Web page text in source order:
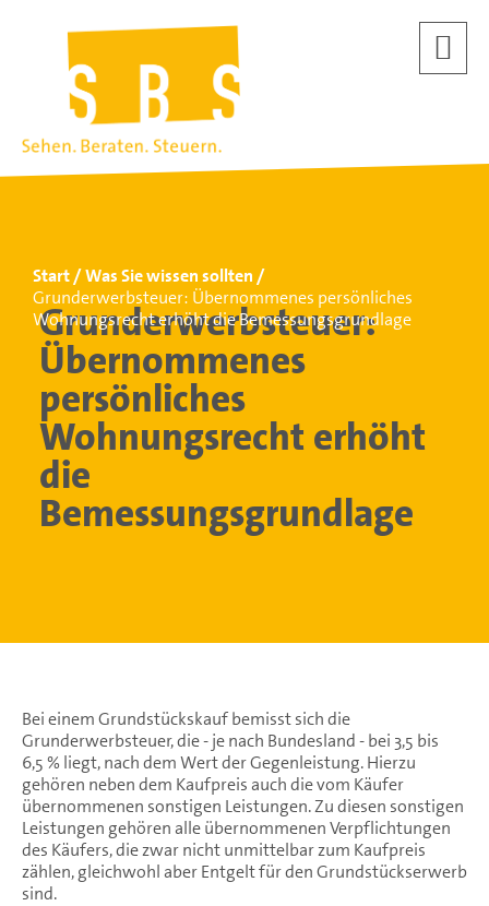
Start
Was Sie wissen sollten
Grunderwerbsteuer: Übernommenes persönliches
Wohnungsrecht erhöht die Bemessungsgrundlage
Grunderwerbsteuer:
Übernommenes
persönliches
Wohnungsrecht erhöht
die
Bemessungsgrundlage
Bei einem Grundstückskauf bemisst sich die
Grunderwerbsteuer, die - je nach Bundesland - bei 3,5 bis
6,5 % liegt, nach dem Wert der Gegenleistung. Hierzu
gehören neben dem Kaufpreis auch die vom Käufer
übernommenen sonstigen Leistungen. Zu diesen sonstigen
Leistungen gehören alle übernommenen Verpflichtungen
des Käufers, die zwar nicht unmittelbar zum Kaufpreis
zählen, gleichwohl aber Entgelt für den Grundstückserwerb
sind.